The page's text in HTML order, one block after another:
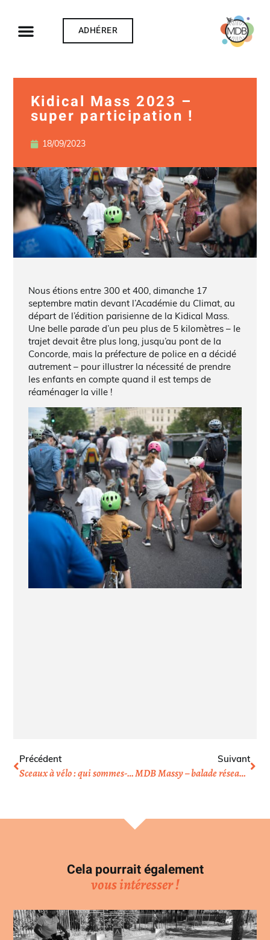
ADHÉRER
Kidical Mass 2023 –
super participation !
18/09/2023
Nous étions entre 300 et 400, dimanche 17
septembre matin devant l’Académie du Climat, au
départ de l’édition parisienne de la Kidical Mass.
Une belle parade d’un peu plus de 5 kilomètres – le
trajet devait être plus long, jusqu’au pont de la
Concorde, mais la préfecture de police en a décidé
autrement – pour illustrer la nécessité de prendre
les enfants en compte quand il est temps de
réaménager la ville !
Précédent
Sceaux à vélo : qui sommes-nous ?
Suivant
MDB Massy – balade réseau hydraulique Saclay 1er oct 23
Cela pourrait également
vous intéresser !